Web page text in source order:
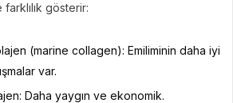
gösterir:
(marine collagen): Emiliminin daha iyi
var.
Daha yaygın ve ekonomik.